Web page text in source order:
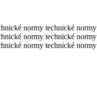
normy technické normy
normy technické normy
normy technické normy